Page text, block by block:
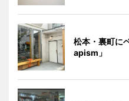
松本・裏町に
apism」